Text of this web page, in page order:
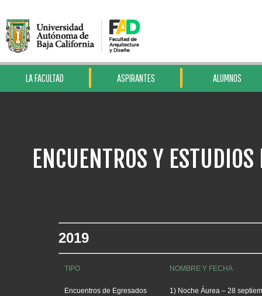
LA FACULTAD ASPIRANTES ALUMNOS
ENCUENTROS Y ESTUDIOS
2019
TIPO NOMBRE Y FECHA
Encuentros de Egresados 1) Noche Áurea – 28